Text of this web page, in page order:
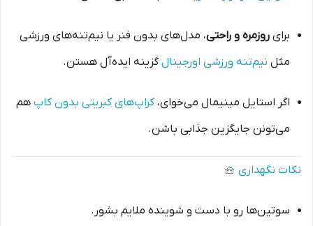
برای روزمره و راحتی، مدل‌های بدون فنر یا نیم‌تنه‌های ورزشی
مثل نیم‌تنه ورزشی اورجینالگزینه ایده‌آل هستن.
اگر استایل مینیمال می‌خوای،کراپ‌های کبریتی بدون کاپ هم
می‌تونن جایگزین جذابی باشن.
نکات نگهداری 🧺
سوتین‌ها رو با دست و شوینده ملایم بشور.